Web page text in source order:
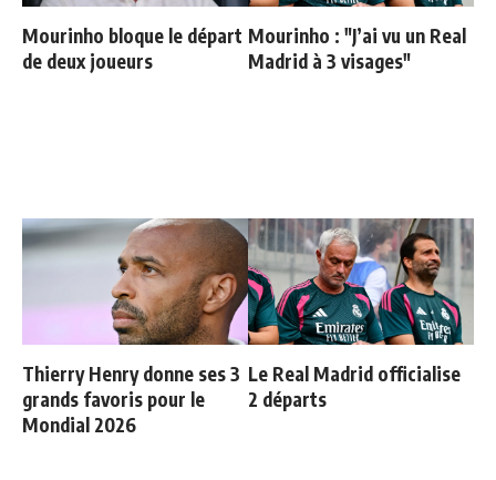
Mourinho bloque le départ
de deux joueurs
Mourinho : "J’ai vu un Real
Madrid à 3 visages"
Thierry Henry donne ses 3
grands favoris pour le
Mondial 2026
Le Real Madrid officialise
2 départs